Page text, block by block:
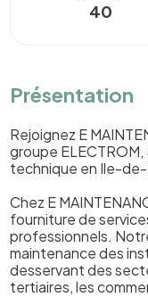
40
Présentation
Rejoignez E
groupe
technique en Ile-
Chez E
fourniture de
professionnels.
maintenance des
desservant des
tertiaires, les